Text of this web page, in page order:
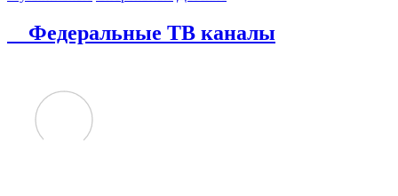
Федеральные ТВ каналы